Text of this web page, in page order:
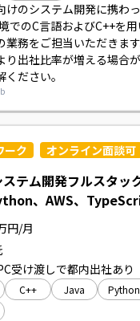
けのシステム開発に携わ
でのC言語およびC++を
務をご担当いただきます
り出社比率が増える場合
ださい。
ーク オンライン面談可
テム開発フルスタッ
、AWS、
円/月
受け渡しで都内出社あり
C++ Java Python